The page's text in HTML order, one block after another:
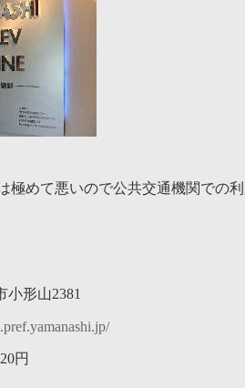
極めて悪いので公共交通機関での
小形山2381
円